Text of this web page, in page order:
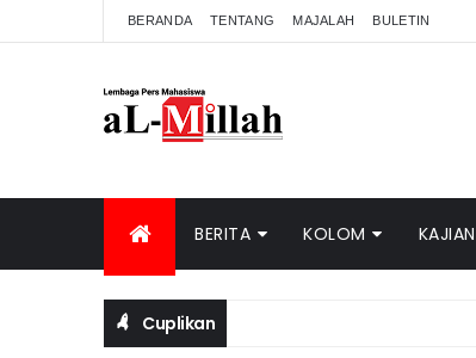
BERANDA TENTANG MAJALAH BULETIN
BERITA KOLOM KAJIAN
Cuplikan